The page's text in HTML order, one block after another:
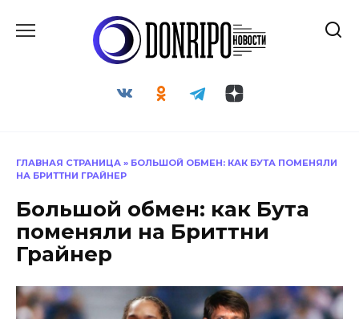
ГЛАВНАЯ СТРАНИЦА » БОЛЬШОЙ ОБМЕН: КАК БУТА ПОМЕНЯЛИ
НА БРИТТНИ ГРАЙНЕР
Большой обмен: как Бута
поменяли на Бриттни
Грайнер